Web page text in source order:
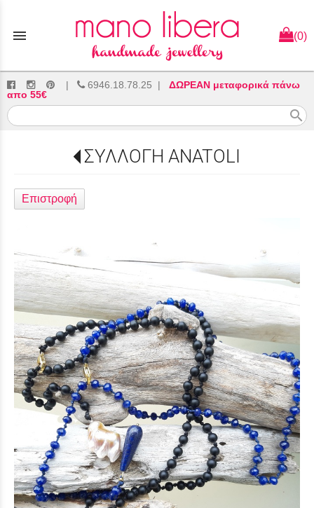
menu (0)
| 6946.18.78.25 | ΔΩΡΕΑΝ μεταφορικά πάνω
απο 55€
search
ΣΥΛΛΟΓΗ ANATOLI
Επιστροφή